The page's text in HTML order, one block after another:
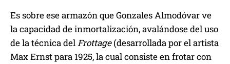
Es sobre ese armazón que Gonzales Almodóvar ve
la capacidad de inmortalización, avalándose del uso
de la técnica delFrottage(desarrollada por el artista
Max Ernst para 1925, la cual consiste en frotar con